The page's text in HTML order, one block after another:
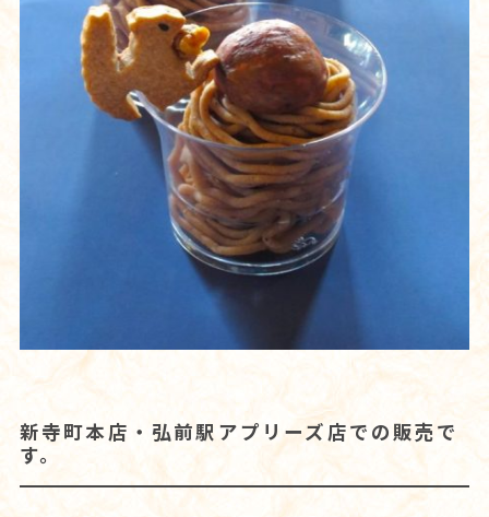
新寺町本店・弘前駅アプリーズ店での販売で
す。